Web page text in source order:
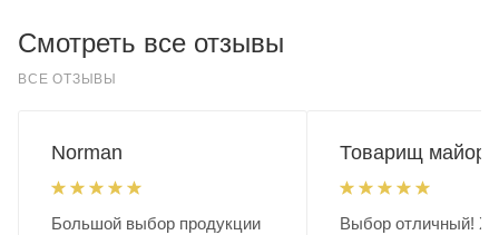
Смотреть все отзывы
ВСЕ ОТЗЫВЫ
Norman
Большой выбор продукции
Товарищ майор.
Выбор отличный!